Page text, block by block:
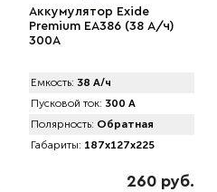
Аккумулятор Exide
Premium EA386 (38 А/ч)
300A
Емкость: 38 А/ч
Пусковой ток: 300 А
Полярность: Обратная
Габариты: 187x127x225
260 руб.